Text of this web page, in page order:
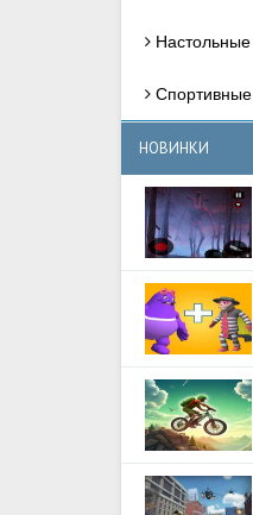
Настольные
Спортивные
НОВИНКИ